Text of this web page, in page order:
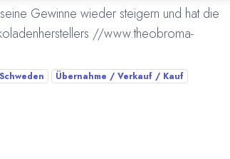
Gewinne wieder steigern und hat die
//www.theobroma-
Schweden Übernahme / Verkauf / Kauf